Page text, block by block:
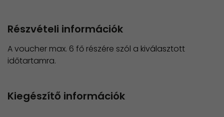
Részvételi információk
A voucher max. 6 fő részére szól a kiválasztott
időtartamra.
Kiegészítő információk